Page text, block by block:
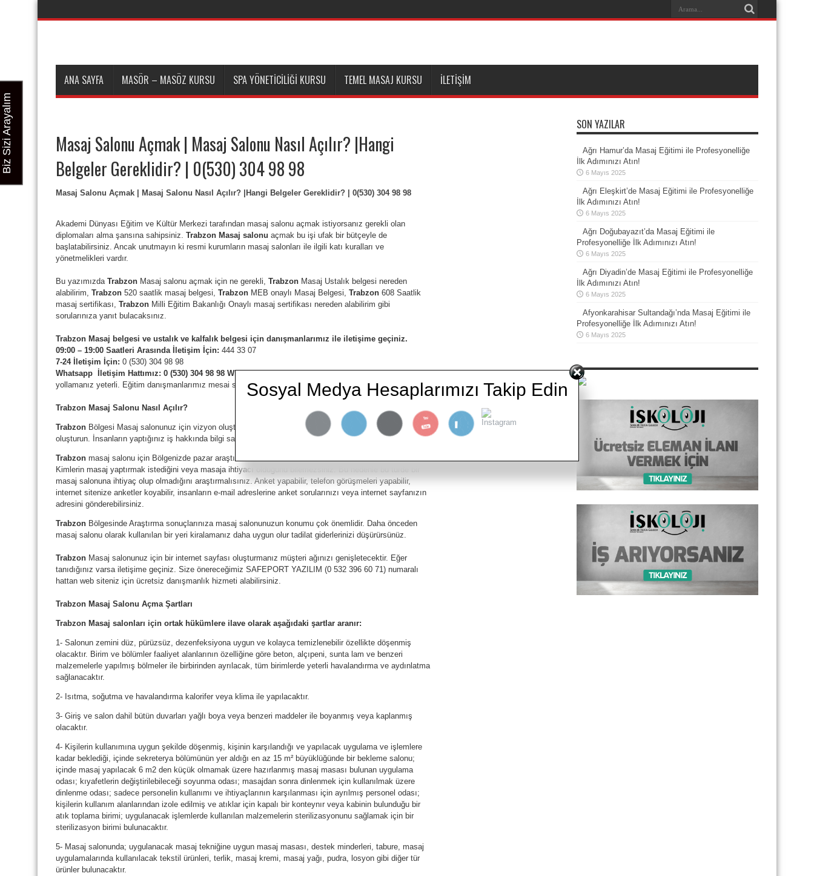
ANA SAYFA MASÖR – MASÖZ KURSU SPA YÖNETICILIĞI KURSU TEMEL MASAJ KURSU İLETIŞIM
Masaj Salonu Açmak | Masaj Salonu Nasıl Açılır? |Hangi
Belgeler Gereklidir? | 0(530) 304 98 98
Masaj Salonu Açmak | Masaj Salonu Nasıl Açılır? |Hangi Belgeler Gereklidir? | 0(530) 304 98 98
Akademi Dünyası Eğitim ve Kültür Merkezi tarafından masaj salonu açmak istiyorsanız gerekli olan
diplomaları alma şansına sahipsiniz. Trabzon Masaj salonu açmak bu işi ufak bir bütçeyle de
başlatabilirsiniz. Ancak unutmayın ki resmi kurumların masaj salonları ile ilgili katı kuralları ve
yönetmelikleri vardır.
Bu yazımızda Trabzon Masaj salonu açmak için ne gerekli, Trabzon Masaj Ustalık belgesi nereden
alabilirim, Trabzon 520 saatlik masaj belgesi, Trabzon MEB onaylı Masaj Belgesi, Trabzon 608 Saatlik
masaj sertifikası, Trabzon Milli Eğitim Bakanlığı Onaylı masaj sertifikası nereden alabilirim gibi
sorularınıza yanıt bulacaksınız.
Trabzon Masaj belgesi ve ustalık ve kalfalık belgesi için danışmanlarımız ile iletişime geçiniz.
09:00 – 19:00 Saatleri Arasında İletişim İçin: 444 33 07
7-24 İletişim İçin: 0 (530) 304 98 98
Whatsapp
İletişim Hattımız: 0 (530) 304 98 98 Whatsappya da kısa mesaj olarak “Masör-Masöz” yazıp
yollamanız yeterli. Eğitim danışmanlarımız mesai saatleri içerisinde size dönüş yapacaktır.
Trabzon Masaj Salonu Nasıl Açılır?
Trabzon Bölgesi Masaj salonunuz için vizyon oluşturun. Hedeflerinizin ve amaçlarınızın tanımlarını
oluşturun. İnsanların yaptığınız iş hakkında bilgi sahibi olmaları için bilgilendirici onay formları hazırlayın.
Trabzon masaj salonu için Bölgenizde pazar araştırması yapın. İnsanların istedikleri tam olarak ne?
Kimlerin masaj yaptırmak istediğini veya masaja ihtiyacı olduğunu bilemezsiniz. Bu nedenle bu türde bir
masaj salonuna ihtiyaç olup olmadığını araştırmalısınız. Anket yapabilir, telefon görüşmeleri yapabilir,
internet sitenize anketler koyabilir, insanların e-mail adreslerine anket sorularınızı veya internet sayfanızın
adresini gönderebilirsiniz.
Trabzon Bölgesinde Araştırma sonuçlarınıza masaj salonunuzun konumu çok önemlidir. Daha önceden
masaj salonu olarak kullanılan bir yeri kiralamanız daha uygun olur tadilat giderlerinizi düşürürsünüz.
Trabzon Masaj salonunuz için bir internet sayfası oluşturmanız müşteri ağınızı genişletecektir. Eğer
tanıdığınız varsa iletişime geçiniz. Size önereceğimiz SAFEPORT YAZILIM (0 532 396 60 71) numaralı
hattan web siteniz için ücretsiz danışmanlık hizmeti alabilirsiniz.
Trabzon Masaj Salonu Açma Şartları
Trabzon Masaj salonları için ortak hükümlere ilave olarak aşağıdaki şartlar aranır:
1- Salonun zemini düz, pürüzsüz, dezenfeksiyona uygun ve kolayca temizlenebilir özellikte döşenmiş
olacaktır. Birim ve bölümler faaliyet alanlarının özelliğine göre beton, alçıpeni, sunta lam ve benzeri
malzemelerle yapılmış bölmeler ile birbirinden ayrılacak, tüm birimlerde yeterli havalandırma ve aydınlatma
sağlanacaktır.
2- Isıtma, soğutma ve havalandırma kalorifer veya klima ile yapılacaktır.
3- Giriş ve salon dahil bütün duvarları yağlı boya veya benzeri maddeler ile boyanmış veya kaplanmış
olacaktır.
4- Kişilerin kullanımına uygun şekilde döşenmiş, kişinin karşılandığı ve yapılacak uygulama ve işlemlere
kadar beklediği, içinde sekreterya bölümünün yer aldığı en az 15 m² büyüklüğünde bir bekleme salonu;
içinde masaj yapılacak 6 m2 den küçük olmamak üzere hazırlanmış masaj masası bulunan uygulama
odası; kıyafetlerin değiştirilebileceği soyunma odası; masajdan sonra dinlenmek için kullanılmak üzere
dinlenme odası; sadece personelin kullanımı ve ihtiyaçlarının karşılanması için ayrılmış personel odası;
kişilerin kullanım alanlarından izole edilmiş ve atıklar için kapalı bir konteynır veya kabinin bulunduğu bir
atık toplama birimi; uygulanacak işlemlerde kullanılan malzemelerin sterilizasyonunu sağlamak için bir
sterilizasyon birimi bulunacaktır.
5- Masaj salonunda; uygulanacak masaj tekniğine uygun masaj masası, destek minderleri, tabure, masaj
uygulamalarında kullanılacak tekstil ürünleri, terlik, masaj kremi, masaj yağı, pudra, losyon gibi diğer tür
ürünler bulunacaktır.
SON YAZILAR
Ağrı Hamur’da Masaj Eğitimi ile Profesyonelliğe
İlk Adımınızı Atın!
6 Mayıs 2025
Ağrı Eleşkirt’de Masaj Eğitimi ile Profesyonelliğe
İlk Adımınızı Atın!
6 Mayıs 2025
Ağrı Doğubayazıt’da Masaj Eğitimi ile
Profesyonelliğe İlk Adımınızı Atın!
6 Mayıs 2025
Ağrı Diyadin’de Masaj Eğitimi ile Profesyonelliğe
İlk Adımınızı Atın!
6 Mayıs 2025
Afyonkarahisar Sultandağı’nda Masaj Eğitimi ile
Profesyonelliğe İlk Adımınızı Atın!
6 Mayıs 2025
Biz Sizi Arayalım
Sosyal Medya Hesaplarımızı Takip Edin